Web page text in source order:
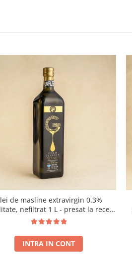
de masline extravirgin 0.3%
nefiltrat 1 L - presat la rece
RECOLTA NOUA
INTRA IN CONT